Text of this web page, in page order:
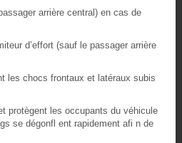
arrière central) en cas de
d’effort (sauf le passager arrière
les chocs frontaux et latéraux subis
protègent les occupants du véhicule
se dégonfl ent rapidement afi n de